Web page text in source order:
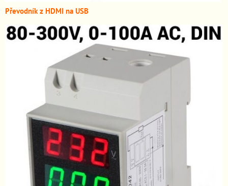
Převodník z HDMI na USB